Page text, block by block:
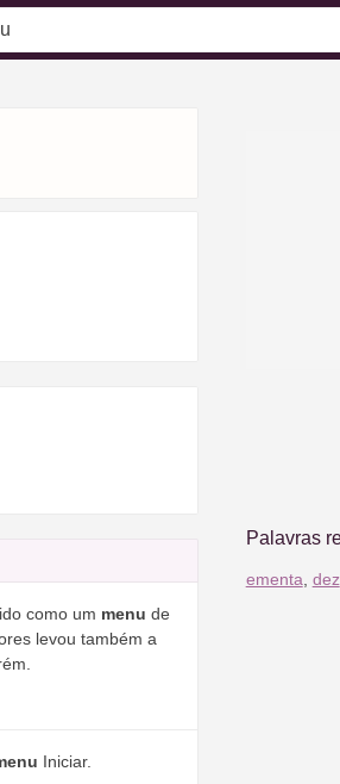
como um menu de
levou também a
Iniciar.
Palavras
ementa dez